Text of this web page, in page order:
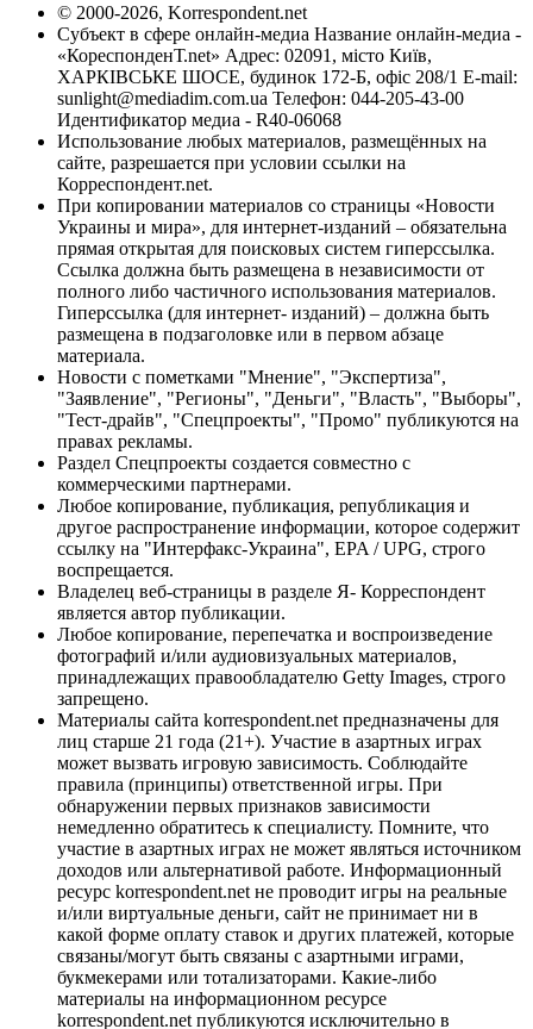
© 2000-2026, Korrespondent.net
Субъект в сфере онлайн-медиа Название онлайн-медиа -
«КореспонденТ.net» Адрес: 02091, місто Київ,
ХАРКІВСЬКЕ ШОСЕ, будинок 172-Б, офіс 208/1 E-mail:
sunlight@mediadim.com.ua Телефон: 044-205-43-00
Идентификатор медиа - R40-06068
Использование любых материалов, размещённых на
сайте, разрешается при условии ссылки на
Корреспондент.net.
При копировании материалов со страницы «Новости
Украины и мира», для интернет-изданий – обязательна
прямая открытая для поисковых систем гиперссылка.
Ссылка должна быть размещена в независимости от
полного либо частичного использования материалов.
Гиперссылка (для интернет- изданий) – должна быть
размещена в подзаголовке или в первом абзаце
материала.
Новости с пометками "Мнение", "Экспертиза",
"Заявление", "Регионы", "Деньги", "Власть", "Выборы",
"Тест-драйв", "Спецпроекты", "Промо" публикуются на
правах рекламы.
Раздел Спецпроекты создается совместно с
коммерческими партнерами.
Любое копирование, публикация, републикация и
другое распространение информации, которое содержит
ссылку на "Интерфакс-Украина", EPA / UPG, строго
воспрещается.
Владелец веб-страницы в разделе Я- Корреспондент
является автор публикации.
Любое копирование, перепечатка и воспроизведение
фотографий и/или аудиовизуальных материалов,
принадлежащих правообладателю Getty Images, строго
запрещено.
Материалы сайта korrespondent.net предназначены для
лиц старше 21 года (21+). Участие в азартных играх
может вызвать игровую зависимость. Соблюдайте
правила (принципы) ответственной игры. При
обнаружении первых признаков зависимости
немедленно обратитесь к специалисту. Помните, что
участие в азартных играх не может являться источником
доходов или альтернативой работе. Информационный
ресурс korrespondent.net не проводит игры на реальные
и/или виртуальные деньги, сайт не принимает ни в
какой форме оплату ставок и других платежей, которые
связаны/могут быть связаны с азартными играми,
букмекерами или тотализаторами. Какие-либо
материалы на информационном ресурсе
korrespondent.net публикуются исключительно в